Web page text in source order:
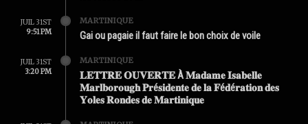
JUIL 31ST
9:51 PM
MARTINIQUE
Gai ou pagaie il faut faire le bon choix de voile
JUIL 31ST
3:20 PM
MARTINIQUE
𝐋𝐄𝐓𝐓𝐑𝐄 𝐎𝐔𝐕𝐄𝐑𝐓𝐄 À 𝐌𝐚𝐝𝐚𝐦𝐞 𝐈𝐬𝐚𝐛𝐞𝐥𝐥𝐞
𝐌𝐚𝐫𝐥𝐛𝐨𝐫𝐨𝐮𝐠𝐡 𝐏𝐫é𝐬𝐢𝐝𝐞𝐧𝐭𝐞 𝐝𝐞 𝐥𝐚 𝐅é𝐝é𝐫𝐚𝐭𝐢𝐨𝐧 𝐝𝐞𝐬
𝐘𝐨𝐥𝐞𝐬 𝐑𝐨𝐧𝐝𝐞𝐬 𝐝𝐞 𝐌𝐚𝐫𝐭𝐢𝐧𝐢𝐪𝐮𝐞